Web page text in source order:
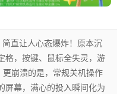
直让人心态爆炸！原本沉
格，按键、鼠标全失灵，游
更崩溃的是，常规关机操作
屏幕，满心的投入瞬间化为